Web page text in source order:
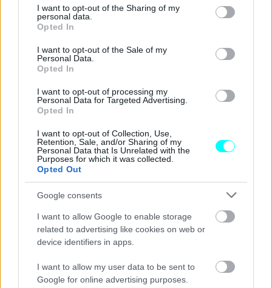
not limited to your visit or usage behaviour. You may click to
grant or deny consent to Google and its third-party tags to
use your data for below specified purposes in below Google
consent section.
I want to opt-out of the Sharing of my
personal data.
Opted In
I want to opt-out of the Sale of my
Personal Data.
Opted In
I want to opt-out of processing my
Personal Data for Targeted Advertising.
Opted In
I want to opt-out of Collection, Use,
Retention, Sale, and/or Sharing of my
Personal Data that Is Unrelated with the
Purposes for which it was collected.
Opted Out
Google consents
I want to allow Google to enable storage
related to advertising like cookies on web or
device identifiers in apps.
I want to allow my user data to be sent to
Google for online advertising purposes.
4κίνητη έκδοση με το δίλιτρο μοτέρ έχει τιμής
48.675 ευρώ.